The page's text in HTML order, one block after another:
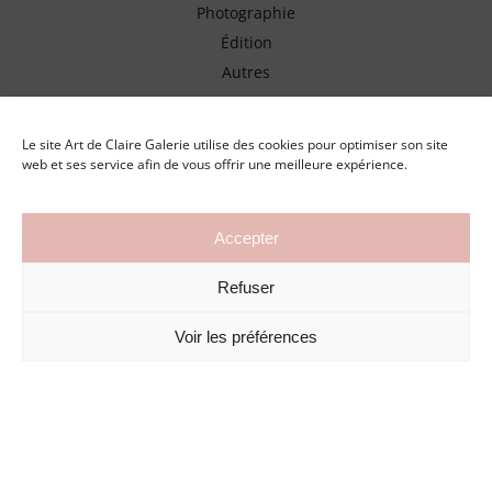
Le site Art de Claire Galerie utilise des cookies pour optimiser son site
web et ses service afin de vous offrir une meilleure expérience.
Accepter
Refuser
Voir les préférences
Photographie
Édition
Autres
En savoir plus
Nos artistes
Leasing d’oeuvres d’art
Nous contacter